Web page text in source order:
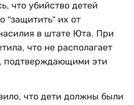
что убийство детей
"защитить” их от
в штате Юта. При
что не располагает
подтверждающими эти
что дети должны были